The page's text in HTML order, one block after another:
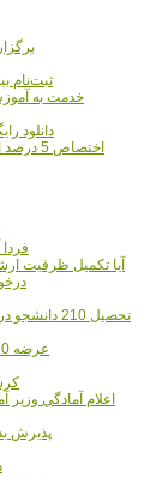
ثبت‌نام بيش از 9 هزار نفر در آزمون
خدمت به
دانلود
اختصاص 5 درصد از محل عوارض گاز مصرفي براي نوسازي مدارس
آیا تکمیل ظرفیت
درخواست 29 رشته
تحصيل 210 دانشجو در يکي از نوپاترين دانشکده‌هاي علوم پزشکي کشور
عرضه 20 عنوان کتاب با موضوع سبک زندگي به دانشگاه‌ها
18
اعلام آمادگي
پذيرش